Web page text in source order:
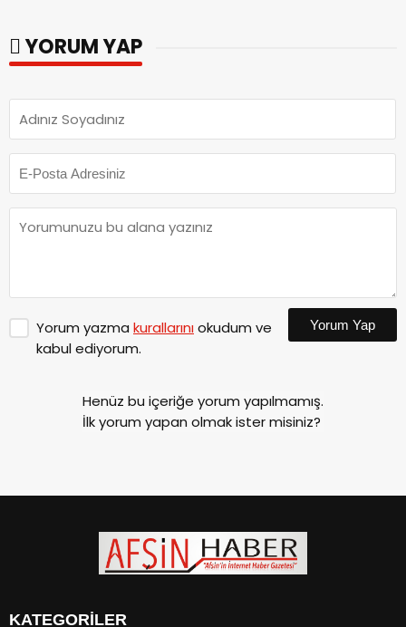
YORUM YAP
Yorum yazma kurallarınıokudum ve
kabul ediyorum.
Yorum Yap
Henüz bu içeriğe yorum yapılmamış.
İlk yorum yapan olmak ister misiniz?
KATEGORİLER